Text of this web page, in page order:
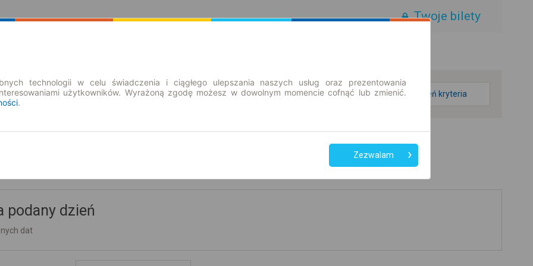
Twoje bilety
zmień kryteria
podany dzień
dat
technologii w celu świadczenia i ciągłego ulepszania naszych usług oraz prezentowania
użytkowników. Wyrażoną zgodę możesz w dowolnym momencie cofnąć lub zmienić.
.
Zezwalam